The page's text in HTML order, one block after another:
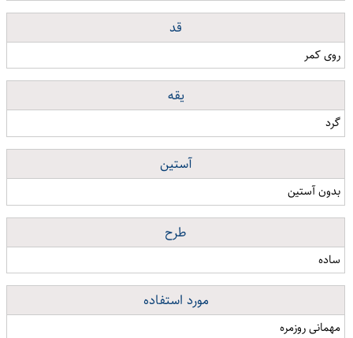
قد
روی کمر
یقه
گرد
آستین
بدون آستین
طرح
ساده
مورد استفاده
مهمانی روزمره